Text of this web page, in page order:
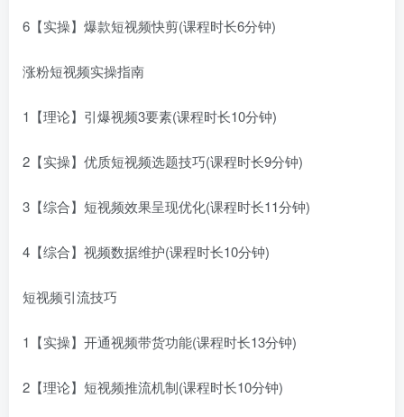
6【实操】爆款短视频快剪(课程时长6分钟)
涨粉短视频实操指南
1【理论】引爆视频3要素(课程时长10分钟)
2【实操】优质短视频选题技巧(课程时长9分钟)
3【综合】短视频效果呈现优化(课程时长11分钟)
4【综合】视频数据维护(课程时长10分钟)
短视频引流技巧
1【实操】开通视频带货功能(课程时长13分钟)
2【理论】短视频推流机制(课程时长10分钟)